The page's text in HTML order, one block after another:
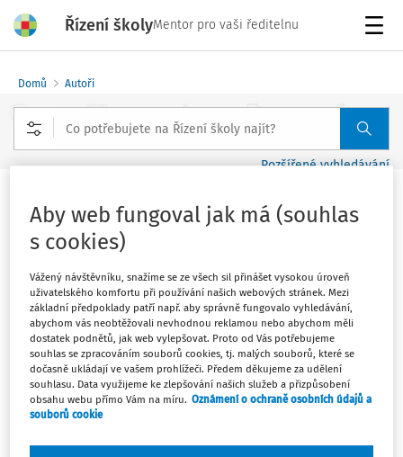
Řízení školyMentor pro vaši ředitelnu
Domů Autoři
Rozšířené vyhledávání
Barbora Karpíšková - strana 1
Sledovat autora
učitelka, lektorka a tvůrkyně vzdělávacích materiálů,
která se věnuje animaci a filmové tvorbě; je autorkou
Kurikula umělé inteligence pro I. stupeň (příběhy
robotů Jů a Pí) neziskové organizace AI dětem
Aby web fungoval jak má (souhlas
s cookies)
Vážený návštěvníku, snažíme se ze všech sil přinášet vysokou úroveň
uživatelského komfortu při používání našich webových stránek. Mezi
základní předpoklady patří např. aby správně fungovalo vyhledávání,
abychom vás neobtěžovali nevhodnou reklamou nebo abychom měli
dostatek podnětů, jak web vylepšovat. Proto od Vás potřebujeme
souhlas se zpracováním souborů cookies, tj. malých souborů, které se
dočasně ukládají ve vašem prohlížeči. Předem děkujeme za udělení
souhlasu. Data využijeme ke zlepšování našich služeb a přizpůsobení
obsahu webu přímo Vám na míru. Oznámení o ochraně osobních údajů a
souborů cookie